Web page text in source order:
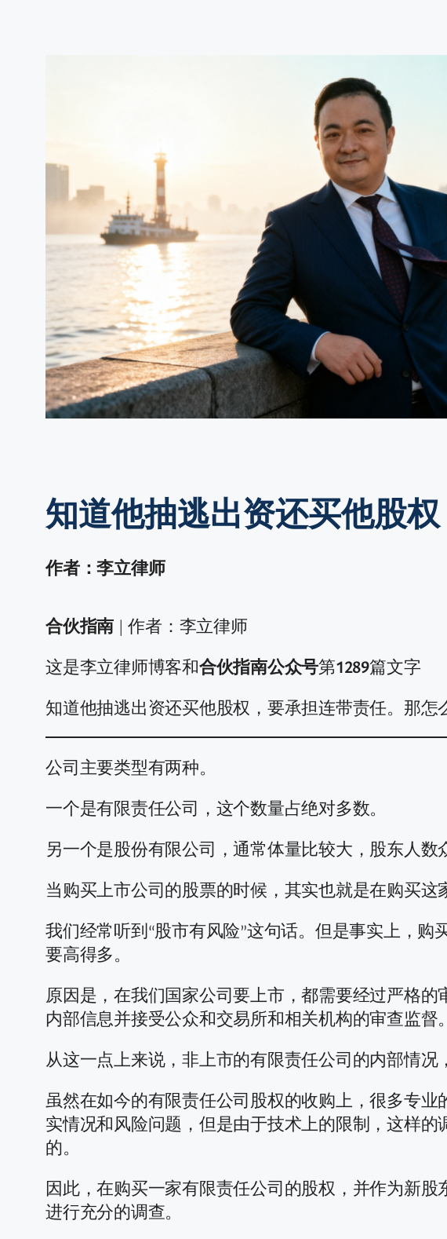
知道他抽逃出资还买他股
作者：李立律师
合伙指南 | 作者：李立律师
这是李立律师博客和合伙指南公众号第1289篇文字
知道他抽逃出资还买他股权，要承担连带责任。那怎
公司主要类型有两种。
一个是有限责任公司，这个数量占绝对多数。
另一个是股份有限公司，通常体量比较大，股东人数
当购买上市公司的股票的时候，其实也就是在购买这
我们经常听到“股市有风险”这句话。但是事实上，
要高得多。
原因是，在我们国家公司要上市，都需要经过严格
内部信息并接受公众和交易所和相关机构的审查监督。
从这一点上来说，非上市的有限责任公司的内部情况
虽然在如今的有限责任公司股权的收购上，很多专
实情况和风险问题，但是由于技术上的限制，这样
的。
因此，在购买一家有限责任公司的股权，并作为新
进行充分的调查。